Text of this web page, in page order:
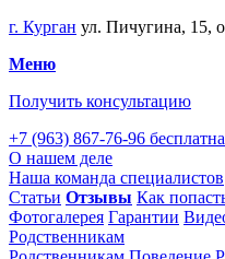
г. Курган ул. Пичугина, 15,
Меню
Получить консультацию
+7 (963) 867-76-96
О нашем деле
Наша команда специалистов
Статьи Отзывы Как
Фотогалерея Гарантии
Родственникам